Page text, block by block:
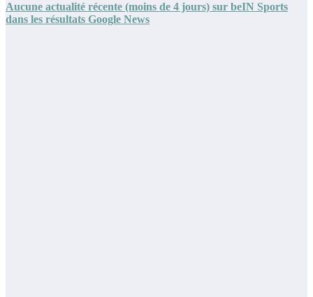
Aucune actualité récente (moins de 4 jours) sur beIN Sports
dans les résultats Google News